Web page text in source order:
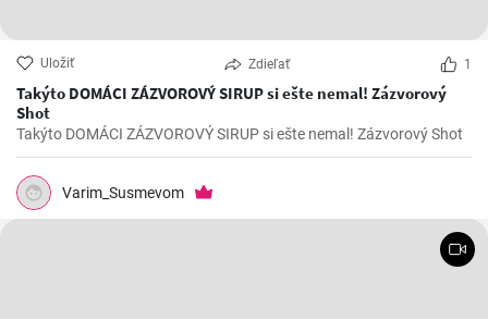
Uložiť Zdieľať 1
Takýto DOMÁCI ZÁZVOROVÝ SIRUP si ešte nemal! Zázvorový
Shot
Takýto DOMÁCI ZÁZVOROVÝ SIRUP si ešte nemal! Zázvorový Shot
Varim_Susmevom